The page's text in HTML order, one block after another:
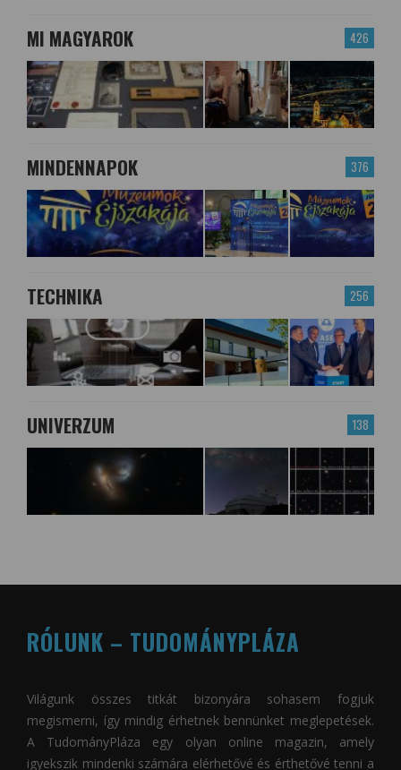
426
MI MAGYAROK
376
MINDENNAPOK
256
TECHNIKA
138
UNIVERZUM
RÓLUNK – TUDOMÁNYPLÁZA
Világunk összes titkát bizonyára sohasem fogjuk
megismerni, így mindig érhetnek bennünket meglepetések.
A TudományPláza egy olyan online magazin, amely
igyekszik mindenki számára elérhetővé és érthetővé tenni a